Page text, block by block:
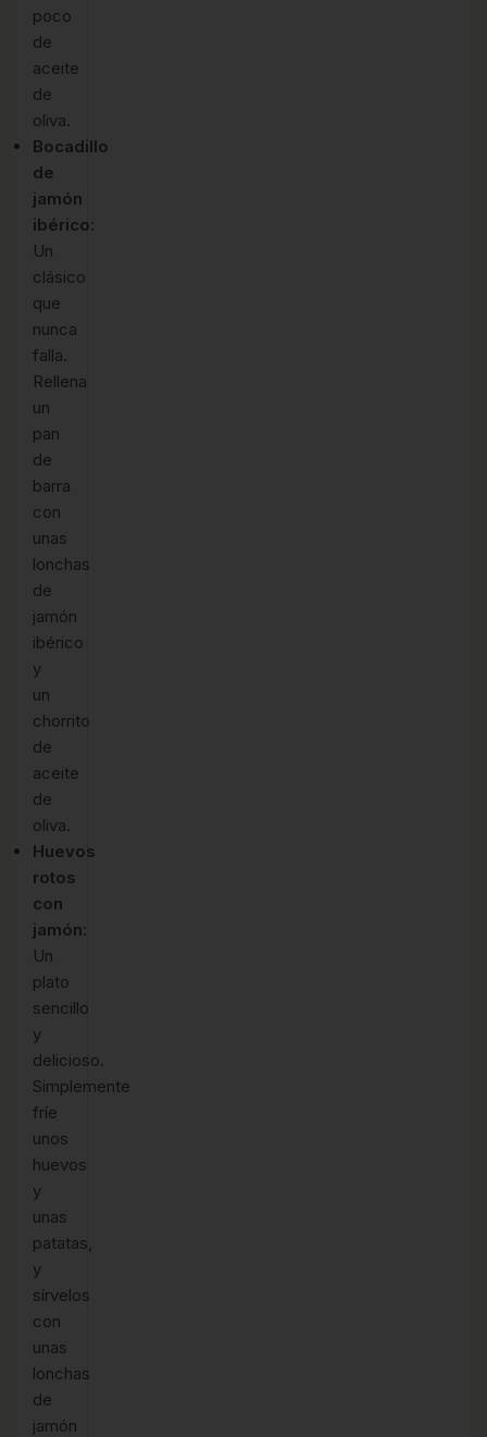
poco
de
aceite
de
oliva.
Bocadillo
de
jamón
ibérico:
Un
clásico
que
nunca
falla.
Rellena
un
pan
de
barra
con
unas
lonchas
de
jamón
ibérico
y
un
chorrito
de
aceite
de
oliva.
Huevos
rotos
con
jamón:
Un
plato
sencillo
y
delicioso.
Simplemente
fríe
unos
huevos
y
unas
patatas,
y
sírvelos
con
unas
lonchas
de
jamón